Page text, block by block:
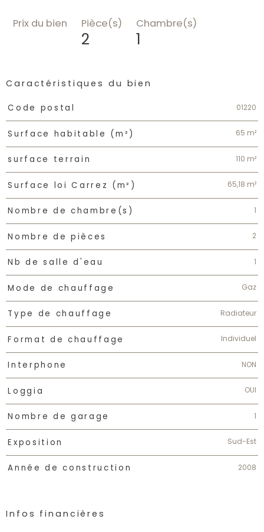
Prix du bien Pièce(s)
2
Chambre(s)
1
Caractéristiques du bien
Caractéristiques Valeurs
Code postal 01220
Surface habitable (m²) 65 m²
surface terrain 110 m²
Surface loi Carrez (m²) 65,18 m²
Nombre de chambre(s) 1
Nombre de pièces 2
Nb de salle d'eau 1
Mode de chauffage Gaz
Type de chauffage Radiateur
Format de chauffage Individuel
Interphone NON
Loggia OUI
Nombre de garage 1
Exposition Sud-Est
Année de construction 2008
Infos financières